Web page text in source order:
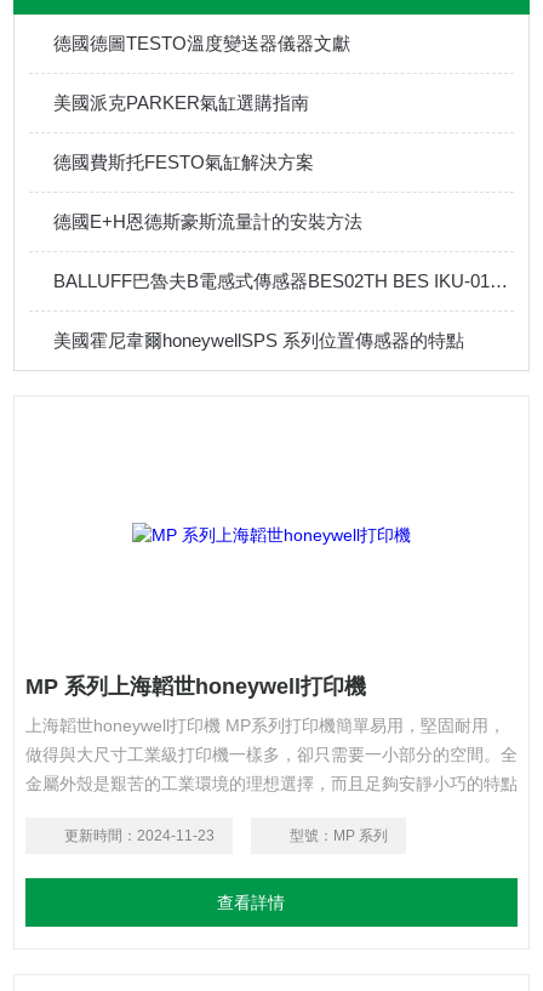
德國德圖TESTO溫度變送器儀器文獻
美國派克PARKER氣缸選購指南
德國費斯托FESTO氣缸解決方案
德國E+H恩德斯豪斯流量計的安裝方法
BALLUFF巴魯夫B電感式傳感器BES02TH BES IKU-015-23-G-S4的簡介
美國霍尼韋爾honeywellSPS 系列位置傳感器的特點
MP 系列上海韜世honeywell打印機
上海韜世honeywell打印機 MP系列打印機簡單易用，堅固耐用，
做得與大尺寸工業級打印機一樣多，卻只需要一小部分的空間。全
金屬外殼是艱苦的工業環境的理想選擇，而且足夠安靜小巧的特點
更新時間： 2024-11-23 型號： MP 系列
查看詳情